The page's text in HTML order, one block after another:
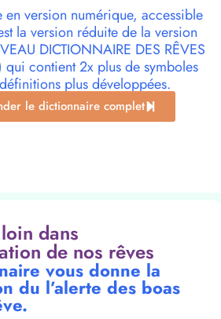
version numérique, accessible
la version réduite de la version
DICTIONNAIRE DES RÊVES
qui contient 2x plus de symboles
plus développées.
le dictionnaire complet
dans
de nos rêves
vous donne la
du l’alerte des boas